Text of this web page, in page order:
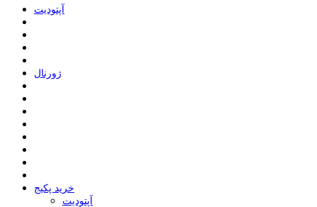
ﺁﭘﺘﻮﺩﯾﺖ
ﮊﻭﺭﻧﺎﻝ
خرید پکیج
ﺁﭘﺘﻮﺩﯾﺖ